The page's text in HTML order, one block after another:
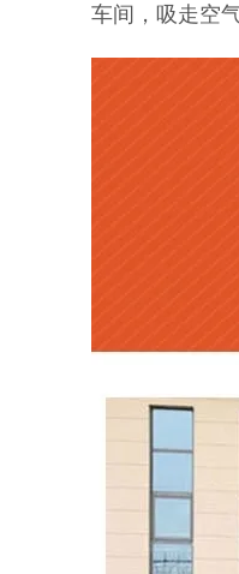
车间，吸走空